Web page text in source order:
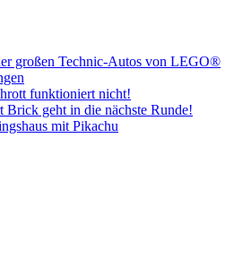
großen Technic-Autos von LEGO®
funktioniert nicht!
Brick geht in die nächste Runde!
mit Pikachu